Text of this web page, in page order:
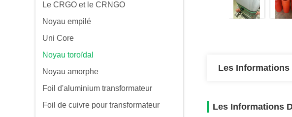
Le CRGO et le CRNGO
Noyau empilé
Uni Core
Noyau toroïdal
Noyau amorphe
Foil d'aluminium transformateur
Foil de cuivre pour transformateur
Les Informations
Les Informations